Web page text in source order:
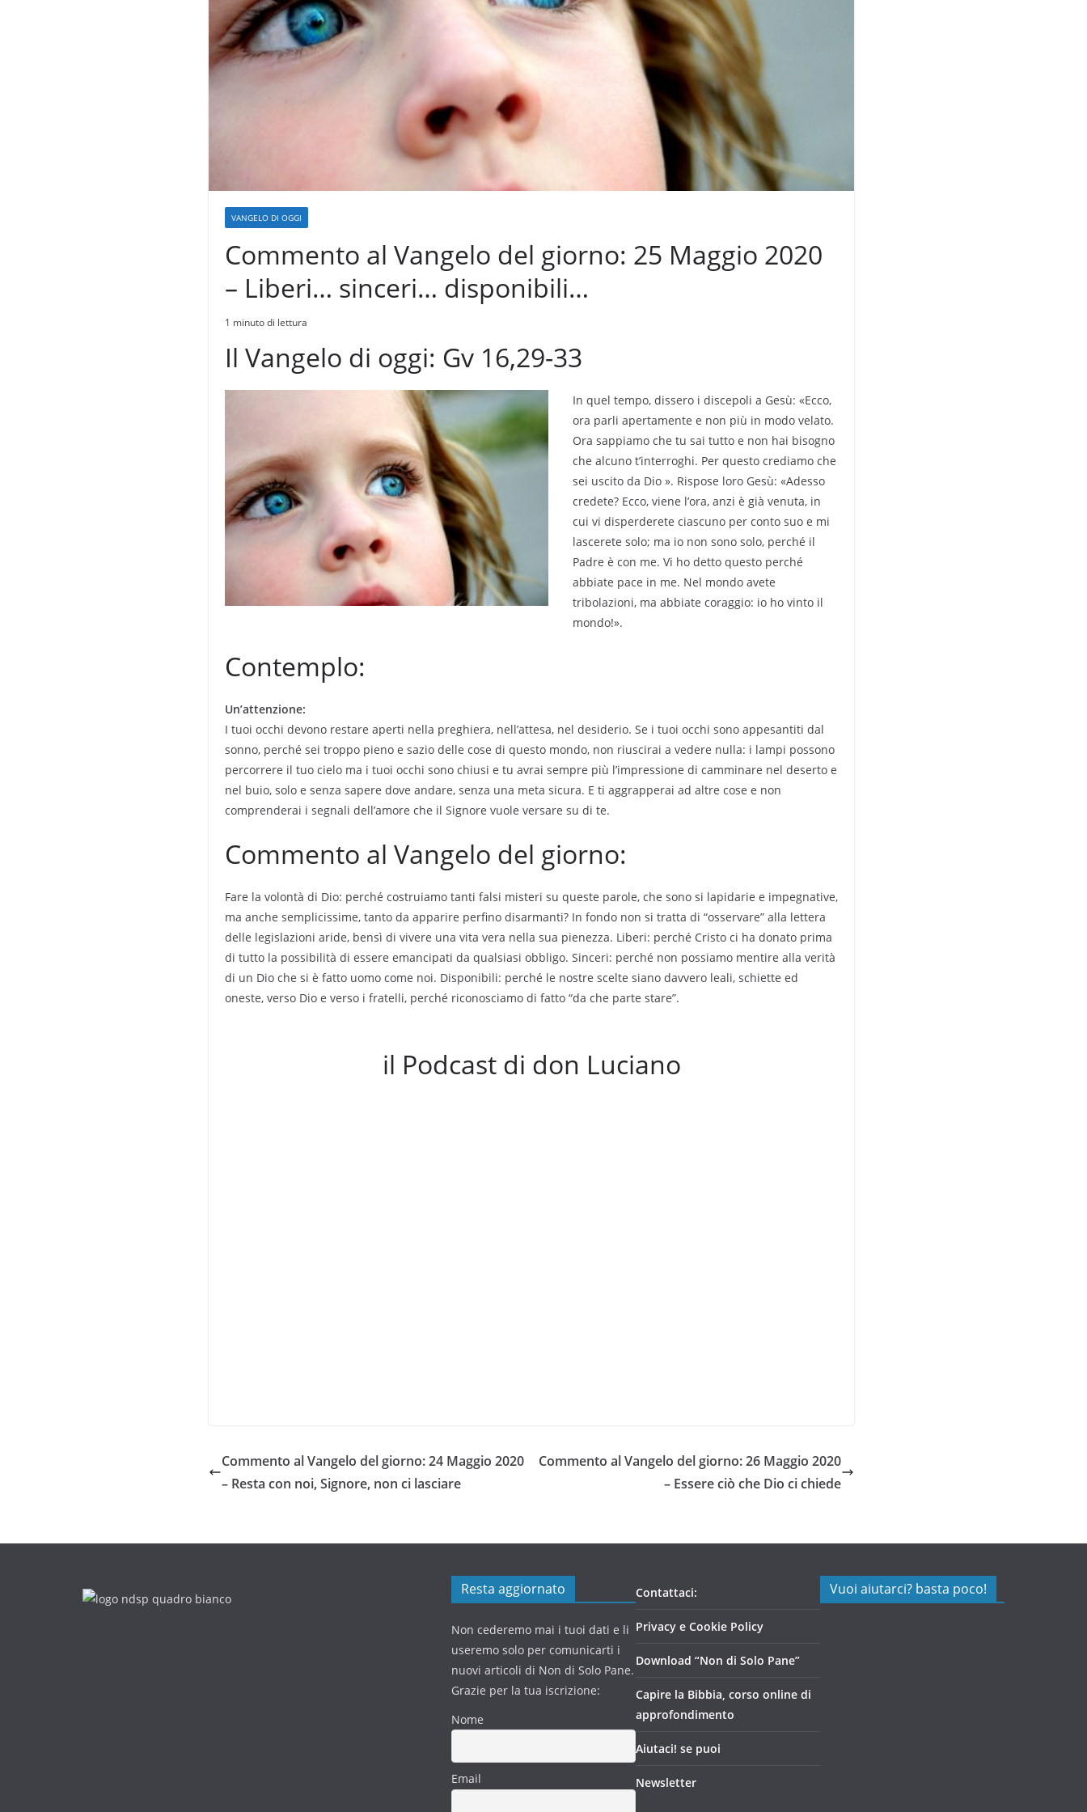
VANGELO DI OGGI
Commento al Vangelo del giorno: 25 Maggio 2020
– Liberi… sinceri… disponibili…
1 minuto di lettura
Il Vangelo di oggi: Gv 16,29-33
In quel tempo, dissero i discepoli a Gesù: «Ecco,
ora parli apertamente e non più in modo velato.
Ora sappiamo che tu sai tutto e non hai bisogno
che alcuno t’interroghi. Per questo crediamo che
sei uscito da Dio ». Rispose loro Gesù: «Adesso
credete? Ecco, viene l’ora, anzi è già venuta, in
cui vi disperderete ciascuno per conto suo e mi
lascerete solo; ma io non sono solo, perché il
Padre è con me. Vi ho detto questo perché
abbiate pace in me. Nel mondo avete
tribolazioni, ma abbiate coraggio: io ho vinto il
mondo!».
Contemplo:
Un’attenzione:
I tuoi occhi devono restare aperti nella preghiera, nell’attesa, nel desiderio. Se i tuoi occhi sono appesantiti dal
sonno, perché sei troppo pieno e sazio delle cose di questo mondo, non riuscirai a vedere nulla: i lampi possono
percorrere il tuo cielo ma i tuoi occhi sono chiusi e tu avrai sempre più l’impressione di camminare nel deserto e
nel buio, solo e senza sapere dove andare, senza una meta sicura. E ti aggrapperai ad altre cose e non
comprenderai i segnali dell’amore che il Signore vuole versare su di te.
Commento al Vangelo del giorno:
Fare la volontà di Dio: perché costruiamo tanti falsi misteri su queste parole, che sono si lapidarie e impegnative,
ma anche semplicissime, tanto da apparire perfino disarmanti? In fondo non si tratta di “osservare” alla lettera
delle legislazioni aride, bensì di vivere una vita vera nella sua pienezza. Liberi: perché Cristo ci ha donato prima
di tutto la possibilità di essere emancipati da qualsiasi obbligo. Sinceri: perché non possiamo mentire alla verità
di un Dio che si è fatto uomo come noi. Disponibili: perché le nostre scelte siano davvero leali, schiette ed
oneste, verso Dio e verso i fratelli, perché riconosciamo di fatto “da che parte stare”.
il Podcast di don Luciano
Commento al Vangelo del giorno: 24 Maggio 2020
– Resta con noi, Signore, non ci lasciare
Commento al Vangelo del giorno: 26 Maggio 2020
– Essere ciò che Dio ci chiede
Resta aggiornato
Non cederemo mai i tuoi dati e li
useremo solo per comunicarti i
nuovi articoli di Non di Solo Pane.
Grazie per la tua iscrizione:
Nome
Email
Contattaci:
Privacy e Cookie Policy
Download “Non di Solo Pane”
Capire la Bibbia, corso online di
approfondimento
Aiutaci! se puoi
Newsletter
Vuoi aiutarci? basta poco!